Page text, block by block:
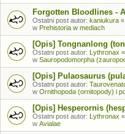
Forgotten Bloodlines -
Ostatni post autor: kaniukura «
w Prehistoria w mediach
[Opis] Tongnanlong
Ostatni post autor: Lythronax «
w Sauropodomorpha
[Opis] Pulaosaurus
Ostatni post autor:
w Ornithopoda (ornitopody) i
[Opis] Hesperornis
Ostatni post autor: Lythronax «
w Avialae